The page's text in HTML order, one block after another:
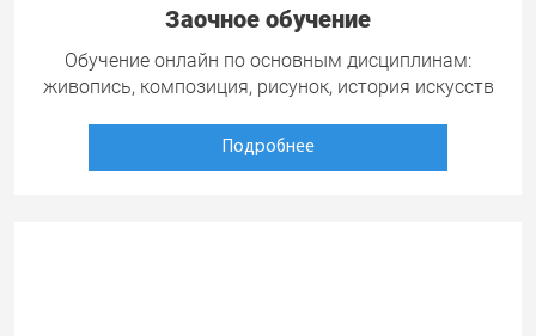
Заочное обучение
Обучение онлайн по основным дисциплинам:
живопись, композиция, рисунок, история искусств
Подробнее